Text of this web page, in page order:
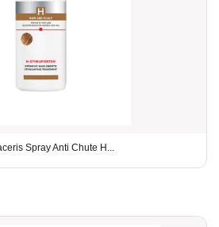
Spray Anti Chute H...